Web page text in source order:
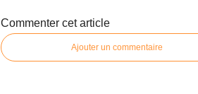
Commenter cet article
Ajouter un commentaire